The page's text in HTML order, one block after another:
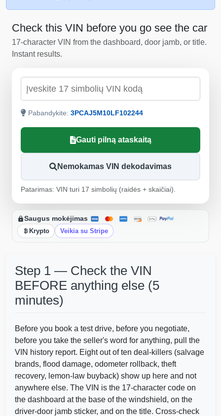
Manheim
Manheim
Copart
IAAI
Manheim
IAAI
Autocheck
Autocheck
IAAI
Check this VIN before you go see the car
17-character VIN from the dashboard, door jamb, or title.
Instant results.
Pabandykite: 3PCAJ5M10LF102244
Gauti pilną ataskaitą
Nemokamas VIN dekodavimas
Patarimas: VIN turi 17 simbolių (raidės + skaičiai).
Saugus mokėjimas
Krypto
Veikia su Stripe
Step 1 — Check the VIN
BEFORE anything else (5
minutes)
Before you book a test drive, before you negotiate,
before you take the seller's word for anything, pull the
VIN history report. Eight out of ten deal-killers (salvage
brands, flood damage, odometer rollback, theft
recovery, lemon-law buyback) show up here and not
anywhere else. The VIN is the 17-character code on
the dashboard at the base of the windshield, on the
driver-door jamb sticker, and on the title. Cross-check